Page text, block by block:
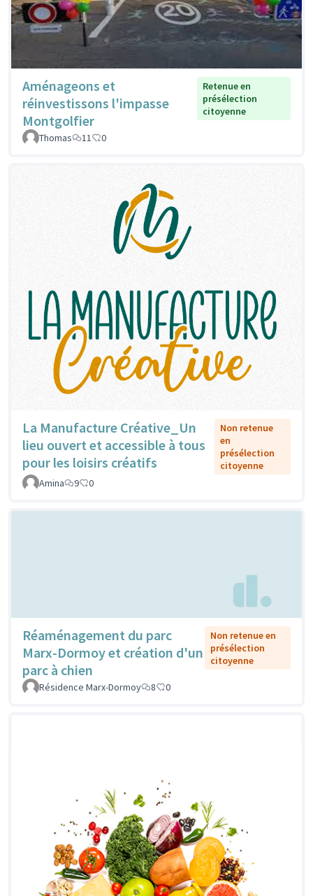
Aménageons et
réinvestissons l'impasse
Montgolfier
Retenue en
présélection
citoyenne
Thomas 11 0
La Manufacture Créative_Un
lieu ouvert et accessible à tous
pour les loisirs créatifs
Non retenue
en
présélection
citoyenne
Amina
9 0
Réaménagement du parc
Marx-Dormoy et création d'un
parc à chien
Non retenue en
présélection
citoyenne
Résidence Marx-Dormoy 8 0